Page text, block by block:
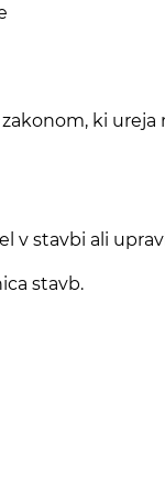
ki
v stavbi ali
stavb.